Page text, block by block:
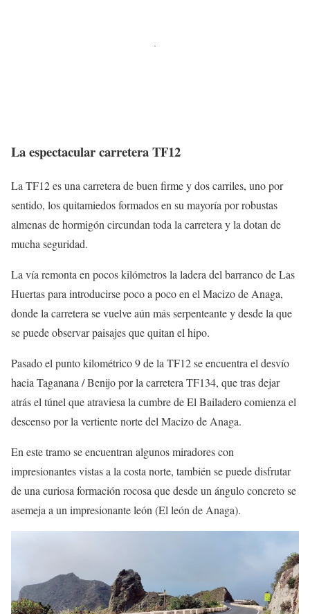
La espectacular carretera TF12
La TF12 es una carretera de buen firme y dos carriles, uno por
sentido, los quitamiedos formados en su mayoría por robustas
almenas de hormigón circundan toda la carretera y la dotan de
mucha seguridad.
La vía remonta en pocos kilómetros la ladera del barranco de Las
Huertas para introducirse poco a poco en el Macizo de Anaga,
donde la carretera se vuelve aún más serpenteante y desde la que
se puede observar paisajes que quitan el hipo.
Pasado el punto kilométrico 9 de la TF12 se encuentra el desvío
hacia Taganana / Benijo por la carretera TF134, que tras dejar
atrás el túnel que atraviesa la cumbre de El Bailadero comienza el
descenso por la vertiente norte del Macizo de Anaga.
En este tramo se encuentran algunos miradores con
impresionantes vistas a la costa norte, también se puede disfrutar
de una curiosa formación rocosa que desde un ángulo concreto se
asemeja a un impresionante león (El león de Anaga).